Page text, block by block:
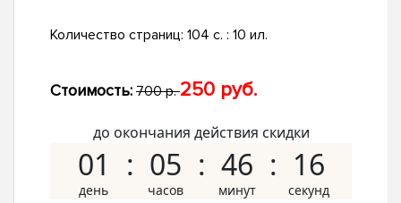
Количество страниц: 104 с. : 10 ил.
Стоимость: 700 р.250 руб.
до окончания действия скидки
01 05 46 15